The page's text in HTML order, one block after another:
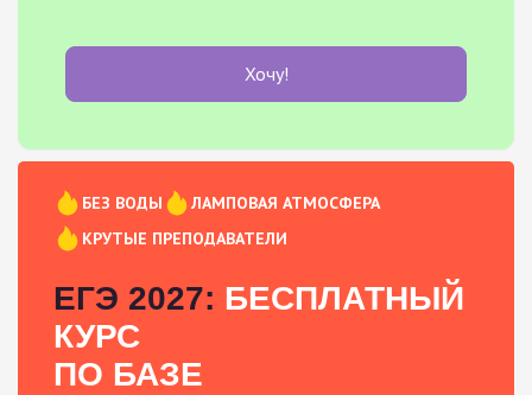
Хочу!
БЕЗ ВОДЫ
ЛАМПОВАЯ АТМОСФЕРА
КРУТЫЕ ПРЕПОДАВАТЕЛИ
ЕГЭ 2027: БЕСПЛАТНЫЙ
КУРС
ПО БАЗЕ